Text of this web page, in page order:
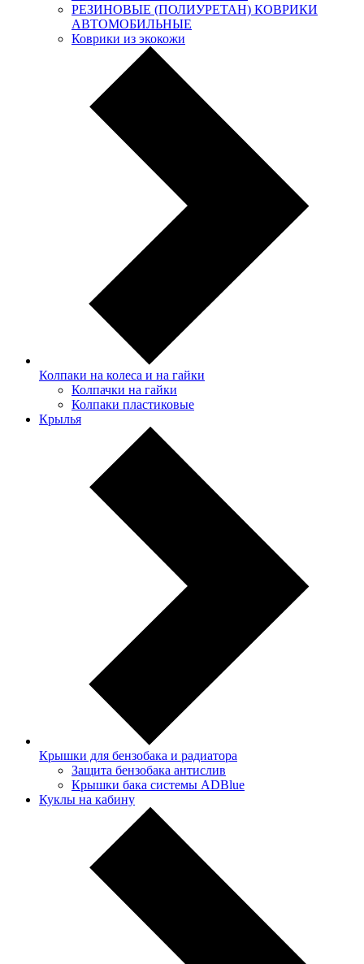
РЕЗИНОВЫЕ (ПОЛИУРЕТАН) КОВРИКИ
АВТОМОБИЛЬНЫЕ
Коврики из экокожи
Колпаки на колеса и на гайки
Колпачки на гайки
Колпаки пластиковые
Крылья
Крышки для бензобака и радиатора
Защита бензобака антислив
Крышки бака системы ADBlue
Куклы на кабину